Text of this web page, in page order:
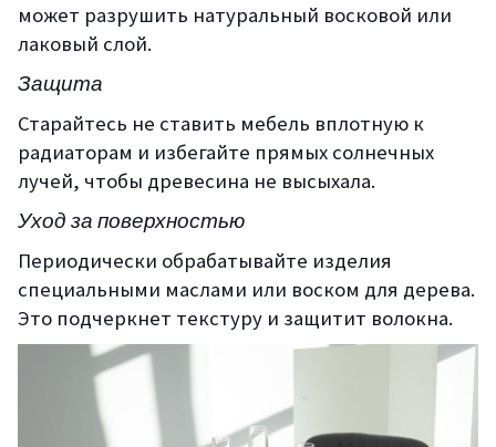
может разрушить натуральный восковой или
лаковый слой.
Защита
Старайтесь не ставить мебель вплотную к
радиаторам и избегайте прямых солнечных
лучей, чтобы древесина не высыхала.
Уход за поверхностью
Периодически обрабатывайте изделия
специальными маслами или воском для дерева.
Это подчеркнет текстуру и защитит волокна.